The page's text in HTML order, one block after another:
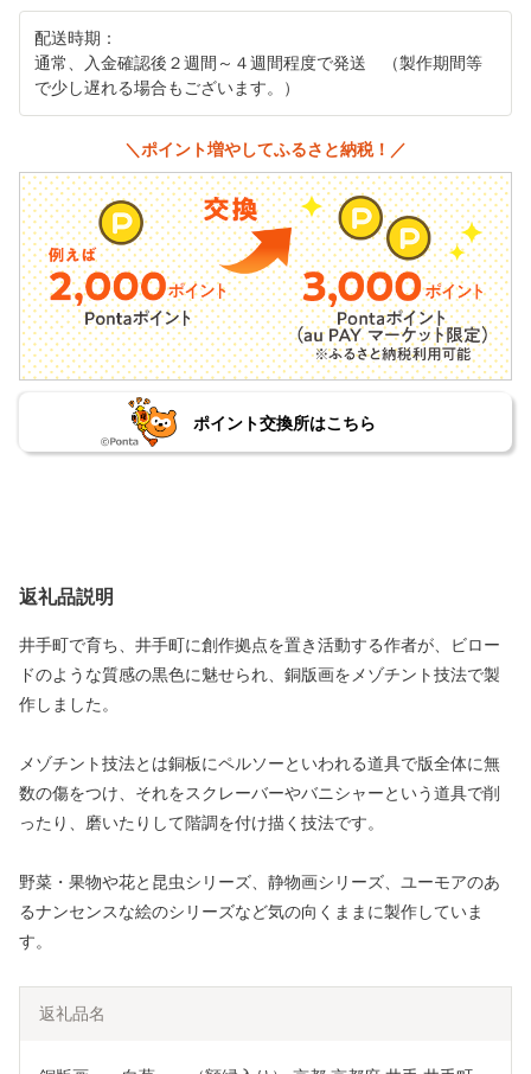
配送時期：
通常、入金確認後２週間～４週間程度で発送 （製作期間等
で少し遅れる場合もございます。）
＼ポイント増やしてふるさと納税！／
ポイント交換所はこちら
返礼品説明
井手町で育ち、井手町に創作拠点を置き活動する作者が、ビロー
ドのような質感の黒色に魅せられ、銅版画をメゾチント技法で製
作しました。
メゾチント技法とは銅板にペルソーといわれる道具で版全体に無
数の傷をつけ、それをスクレーバーやバニシャーという道具で削
ったり、磨いたりして階調を付け描く技法です。
野菜・果物や花と昆虫シリーズ、静物画シリーズ、ユーモアのあ
るナンセンスな絵のシリーズなど気の向くままに製作していま
す。
返礼品名